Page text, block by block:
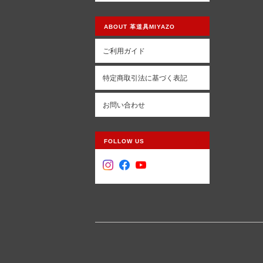
ABOUT 革道具MIYAZO
ご利用ガイド
特定商取引法に基づく表記
お問い合わせ
FOLLOW US